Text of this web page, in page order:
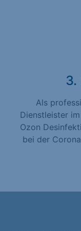
3.
Als
Dienstleister
Ozon
bei der